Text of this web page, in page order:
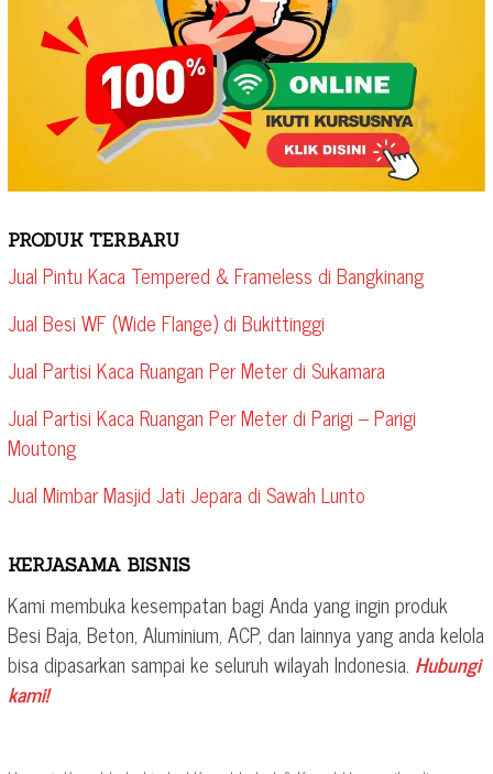
PRODUK TERBARU
Jual Pintu Kaca Tempered & Frameless di Bangkinang
Jual Besi WF (Wide Flange) di Bukittinggi
Jual Partisi Kaca Ruangan Per Meter di Sukamara
Jual Partisi Kaca Ruangan Per Meter di Parigi – Parigi
Moutong
Jual Mimbar Masjid Jati Jepara di Sawah Lunto
KERJASAMA BISNIS
Kami membuka kesempatan bagi Anda yang ingin produk
Besi Baja, Beton, Aluminium, ACP, dan lainnya yang anda kelola
bisa dipasarkan sampai ke seluruh wilayah Indonesia. Hubungi
kami!